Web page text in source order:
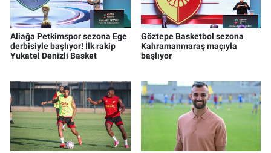
Aliağa Petkimspor sezona Ege
derbisiyle başlıyor! İlk rakip
Yukatel Denizli Basket
Göztepe Basketbol sezona
Kahramanmaraş maçıyla
başlıyor